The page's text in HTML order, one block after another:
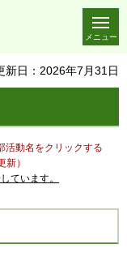
メニュー
新日：2026年7月31日
活動名をクリックする
）
ています。